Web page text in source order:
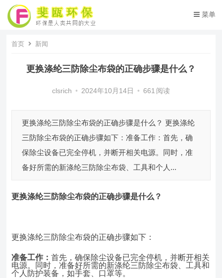
菜单
首页 新闻
更换涤纶三防除尘布袋的正确步骤是什么？
clsrich • 2024年10月14日 • 661 阅读
更换涤纶三防除尘布袋的正确步骤是什么？ 更换涤纶
三防除尘布袋的正确步骤如下：准备工作：首先，确
保除尘设备已完全停机，并断开相关电源。同时，准
备好所需的新涤纶三防除尘布袋、工具和个人...
更换涤纶三防除尘布袋的正确步骤是什么 ？
更换涤纶三防除尘布袋的正确步骤如下：
准备工作：首先，确保除尘设备已完全停机，并断开相关
电源。同时，准备好所需的新涤纶三防除尘布袋、工具和
个人防护装备，如手套、口罩等。